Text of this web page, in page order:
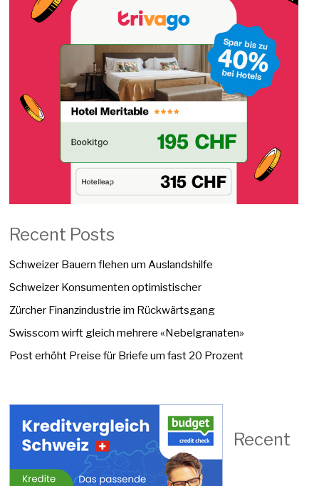
Recent Posts
Schweizer Bauern flehen um Auslandshilfe
Schweizer Konsumenten optimistischer
Zürcher Finanzindustrie im Rückwärtsgang
Swisscom wirft gleich mehrere «Nebelgranaten»
Post erhöht Preise für Briefe um fast 20 Prozent
Recent